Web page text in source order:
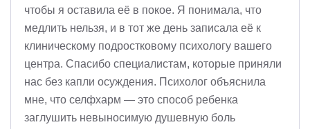
чтобы я оставила её в покое. Я понимала, что
медлить нельзя, и в тот же день записала её к
клиническому подростковому психологу вашего
центра. Спасибо специалистам, которые приняли
нас без капли осуждения. Психолог объяснила
мне, что селфхарм — это способ ребенка
заглушить невыносимую душевную боль